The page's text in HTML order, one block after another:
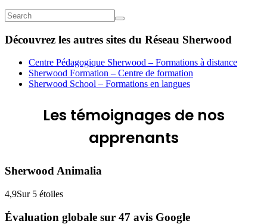
Découvrez les autres sites du Réseau Sherwood
Centre Pédagogique Sherwood – Formations à distance
Sherwood Formation – Centre de formation
Sherwood School – Formations en langues
Les témoignages de nos
apprenants
Sherwood Animalia
4,9Sur 5 étoiles
Évaluation globale sur 47 avis Google